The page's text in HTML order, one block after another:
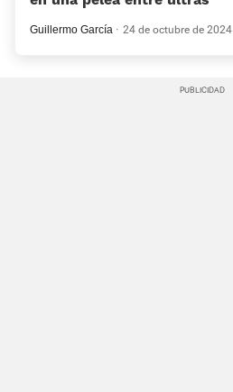
Guillermo García 24 de octubre de 2024